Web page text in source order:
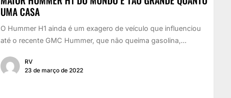
UMA CASA
O Hummer H1 ainda é um exagero de veículo que influenciou
até o recente GMC Hummer, que não queima gasolina,...
RV
23 de março de 2022